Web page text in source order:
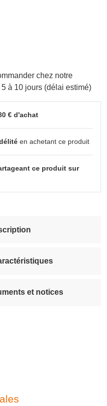
chez notre
à 10 jours (délai estimé)
€ d'achat
en achetant ce produit
ce produit sur
et notices